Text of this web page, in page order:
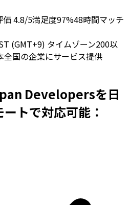
価 4.8/5満足度97%48時間マッチ
(GMT+9) タイムゾーン200以
全国の企業にサービス提供
Developersを日
トで対応可能：